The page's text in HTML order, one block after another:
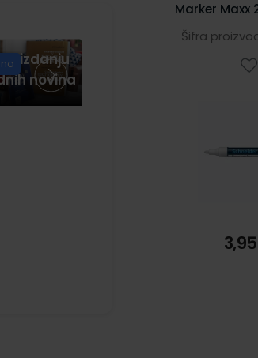
u izdanju
novina
Marker Maxx
Šifra